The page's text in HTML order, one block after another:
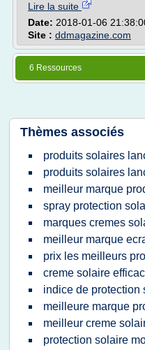
Lire la suite
Date: 2018-01-06
Site : ddmagazine.com
6 Ressources
Thèmes associés
produits solaires
produits solaires
meilleur marque
spray protection
marques cremes
meilleur marque
prix les meilleurs
creme solaire
indice de protection
meilleure marque
meilleur creme
protection solaire